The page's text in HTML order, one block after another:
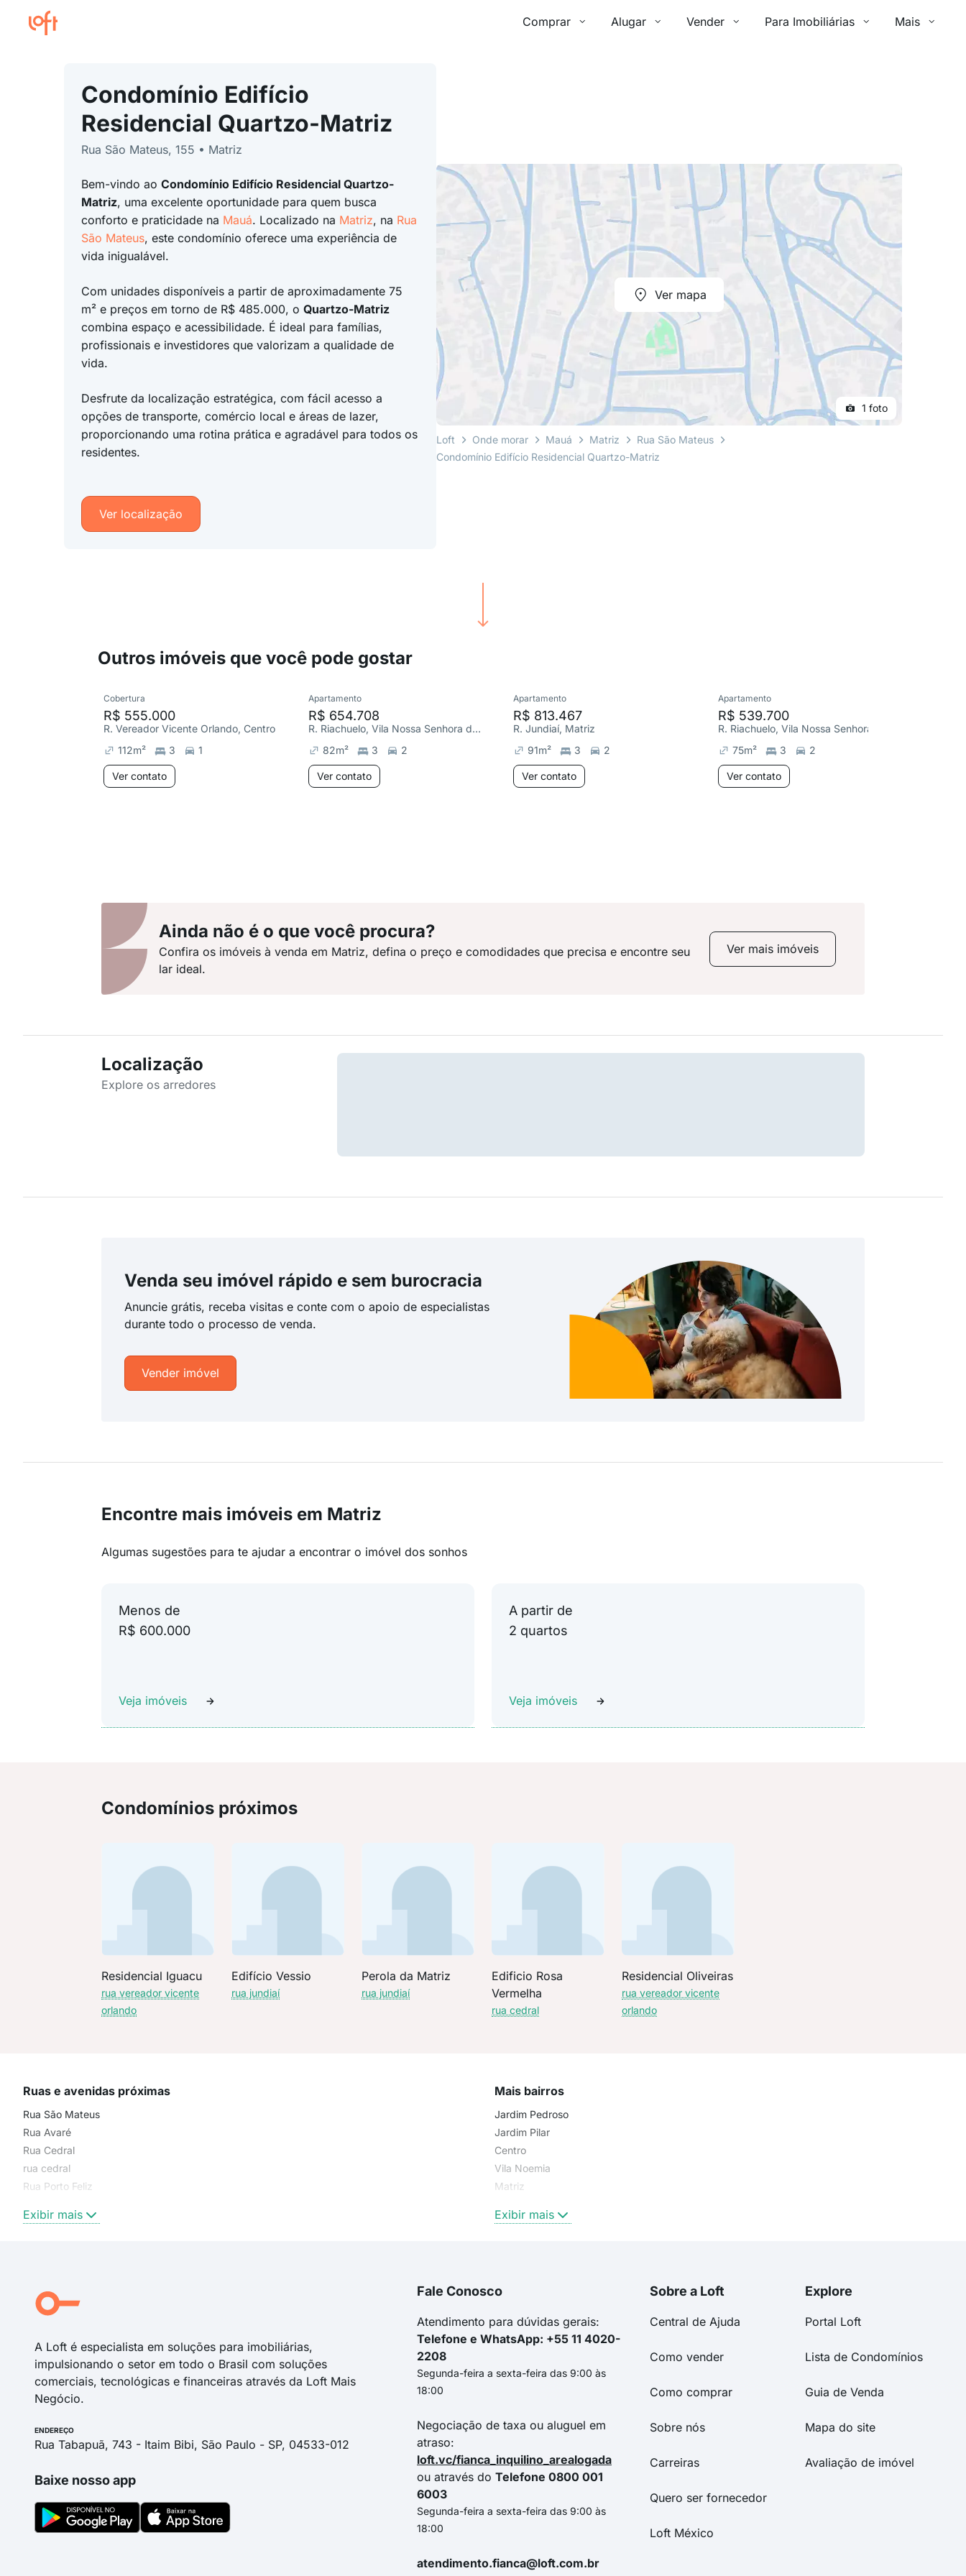
Comprar Alugar Vender Para Imobiliárias Mais
Condomínio Edifício
Residencial Quartzo-Matriz
Rua São Mateus, 155 • Matriz
Bem-vindo ao Condomínio Edifício Residencial Quartzo-
Matriz, uma excelente oportunidade para quem busca
conforto e praticidade na Mauá. Localizado na Matriz, na Rua
São Mateus, este condomínio oferece uma experiência de
vida inigualável.
Com unidades disponíveis a partir de aproximadamente 75
m² e preços em torno de R$ 485.000, o Quartzo-Matriz
combina espaço e acessibilidade. É ideal para famílias,
profissionais e investidores que valorizam a qualidade de
vida.
Desfrute da localização estratégica, com fácil acesso a
opções de transporte, comércio local e áreas de lazer,
proporcionando uma rotina prática e agradável para todos os
residentes.
Ver localização
Ver mapa
1 foto
Loft Onde morar Mauá Matriz
Rua São Mateus
Condomínio Edifício Residencial Quartzo-Matriz
Outros imóveis que você pode gostar
Cobertura
R$ 555.000
R. Vereador Vicente Orlando, Centro
112m² 3 1
Ver contato
Apartamento
R$ 654.708
R. Riachuelo, Vila Nossa Senhora das Vitórias
82m² 3 2
Ver contato
Apartamento
R$ 813.467
R. Jundiaí, Matriz
91m² 3 2
Ver contato
Apartamento
R$ 539.700
75m² 3 2
Ver contato
Ainda não é o que você procura?
Confira os imóveis à venda em Matriz, defina o preço e comodidades que precisa e encontre seu
lar ideal.
Ver mais imóveis
Localização
Explore os arredores
Venda seu imóvel rápido e sem burocracia
Anuncie grátis, receba visitas e conte com o apoio de especialistas
durante todo o processo de venda.
Vender imóvel
Encontre mais imóveis em Matriz
Algumas sugestões para te ajudar a encontrar o imóvel dos sonhos
Menos de
R$ 600.000
Veja imóveis
A partir de
2 quartos
Veja imóveis
Condomínios próximos
Residencial Iguacu
rua vereador vicente
orlando
Edifício Vessio
rua jundiaí
Perola da Matriz
rua jundiaí
Edificio Rosa
Vermelha
rua cedral
Residencial Oliveiras
rua vereador vicente
orlando
Ruas e avenidas próximas
Rua São Mateus
Rua Avaré
Rua Cedral
rua cedral
Rua Porto Feliz
Rua Brotas
Rua Vargem Grande do Sul
Rua Piracicaba
Exibir mais
Mais bairros
Jardim Pedroso
Jardim Pilar
Centro
Vila Noemia
Matriz
Exibir mais
A Loft é especialista em soluções para imobiliárias,
impulsionando o setor em todo o Brasil com soluções
comerciais, tecnológicas e financeiras através da Loft Mais
Negócio.
ENDEREÇO
Rua Tabapuã, 743 - Itaim Bibi, São Paulo - SP, 04533-012
Baixe nosso app
Fale Conosco
Atendimento para dúvidas gerais:
Telefone e WhatsApp: +55 11 4020-
2208
Segunda-feira a sexta-feira das 9:00 às
18:00
Negociação de taxa ou aluguel em
atraso:
loft.vc/fianca_inquilino_arealogada
ou através do Telefone 0800 001
6003
Segunda-feira a sexta-feira das 9:00 às
18:00
atendimento.fianca@loft.com.br
Sobre a Loft
Central de Ajuda
Como vender
Como comprar
Sobre nós
Carreiras
Quero ser fornecedor
Loft México
Explore
Portal Loft
Lista de Condomínios
Guia de Venda
Mapa do site
Avaliação de imóvel